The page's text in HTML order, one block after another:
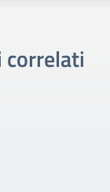
correlati